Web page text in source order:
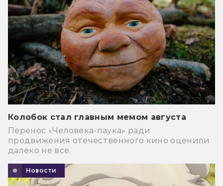
Колобок стал главным мемом августа
Перенос «Человека-паука» ради
продвижения отечественного кино оценили
далеко не все.
Новости